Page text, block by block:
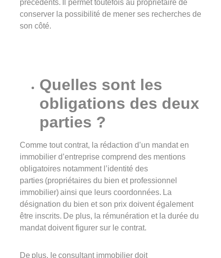
précédents. Il permet toutefois au propriétaire de
conserver la possibilité de mener ses recherches de
son côté.
Quelles sont les
obligations des deux
parties ?
Comme tout contrat, la rédaction d’un mandat en
immobilier d’entreprise comprend des mentions
obligatoires notamment l’identité des
parties (propriétaires du bien et professionnel
immobilier) ainsi que leurs coordonnées. La
désignation du bien et son prix doivent également
être inscrits. De plus, la rémunération et la durée du
mandat doivent figurer sur le contrat.
De plus, le consultant immobilier doit